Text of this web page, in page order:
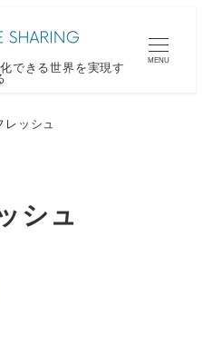
できる世界を実現す MENU
ッシュ
シュ